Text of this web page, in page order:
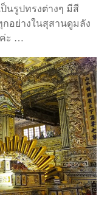
นรูปทรงต่างๆ มีสี
กอย่างในสุสานดูมลัง
ค่ะ …